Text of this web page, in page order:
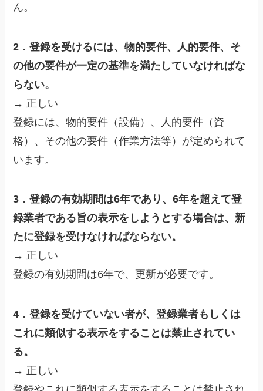
ん。
2．登録を受けるには、物的要件、人的要件、そ
の他の要件が一定の基準を満たしていなければな
らない。
→ 正しい
登録には、物的要件（設備）、人的要件（資
格）、その他の要件（作業方法等）が定められて
います。
3．登録の有効期間は6年であり、6年を超えて登
録業者である旨の表示をしようとする場合は、新
たに登録を受けなければならない。
→ 正しい
登録の有効期間は6年で、更新が必要です。
4．登録を受けていない者が、登録業者もしくは
これに類似する表示をすることは禁止されてい
る。
→ 正しい